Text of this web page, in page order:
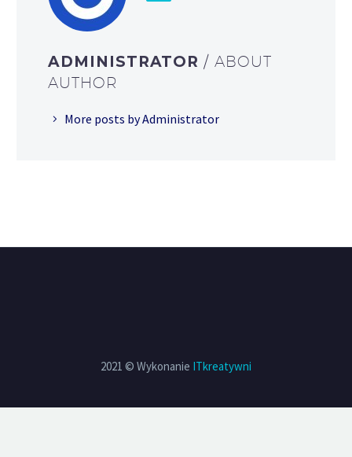
ADMINISTRATOR/ ABOUT
AUTHOR
More posts by Administrator
2021 © Wykonanie ITkreatywni